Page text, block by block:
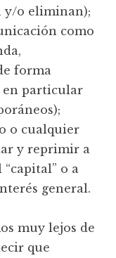
y/o eliminan);
como
forma
en particular
o cualquier
y reprimir a
o a
general.
muy lejos de
que